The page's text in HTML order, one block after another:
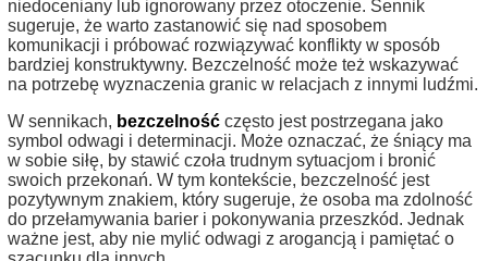
niedoceniany lub ignorowany przez otoczenie. Sennik
sugeruje, że warto zastanowić się nad sposobem
komunikacji i próbować rozwiązywać konflikty w sposób
bardziej konstruktywny. Bezczelność może też wskazywać
na potrzebę wyznaczenia granic w relacjach z innymi ludźmi.
W sennikach, bezczelność często jest postrzegana jako
symbol odwagi i determinacji. Może oznaczać, że śniący ma
w sobie siłę, by stawić czoła trudnym sytuacjom i bronić
swoich przekonań. W tym kontekście, bezczelność jest
pozytywnym znakiem, który sugeruje, że osoba ma zdolność
do przełamywania barier i pokonywania przeszkód. Jednak
ważne jest, aby nie mylić odwagi z arogancją i pamiętać o